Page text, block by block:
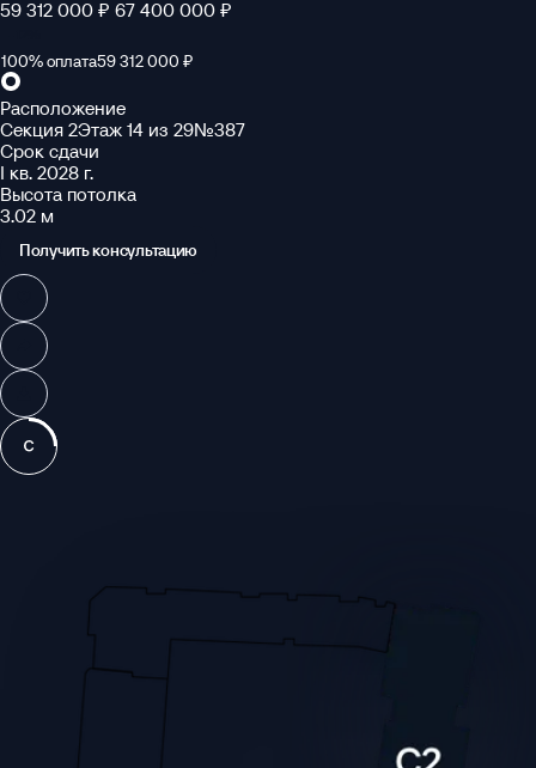
59 312 000 ₽ 67 400 000 ₽
100% оплата59 312 000 ₽
Расположение
Секция 2Этаж 14 из 29№387
Срок сдачи
I кв. 2028 г.
Высота потолка
3.02 м
Получить консультацию